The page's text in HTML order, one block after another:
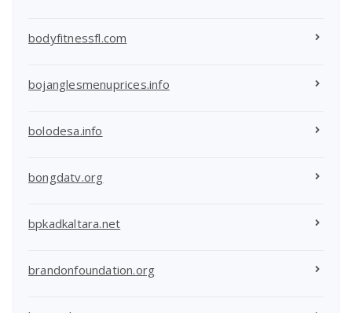
bodyfitnessfl.com
bojanglesmenuprices.info
bolodesa.info
bongdatv.org
bpkadkaltara.net
brandonfoundation.org